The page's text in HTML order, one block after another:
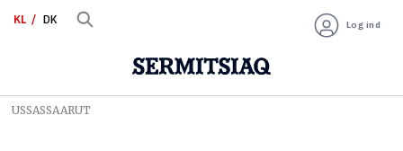
KL DK Log ind
USSASSAARUT